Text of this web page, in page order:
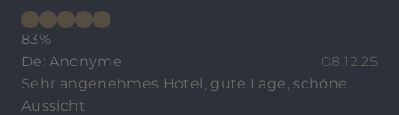
83%
De: Anonyme
08.12.25
Sehr angenehmes Hotel, gute Lage, schöne
Aussicht